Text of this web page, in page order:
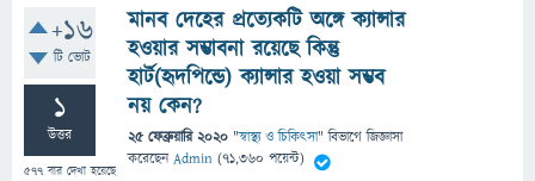
+16
টি ভোট
1
উত্তর
577 বার দেখা হয়েছে
মানব দেহের প্রত্যেকটি অঙ্গে ক্যান্সার
হওয়ার সম্ভাবনা রয়েছে কিন্তু
হার্ট(হৃদপিন্ডে) ক্যান্সার হওয়া সম্ভব
নয় কেন?
25 ফেব্রুয়ারি 2020 "স্বাস্থ্য ও চিকিৎসা" বিভাগে জিজ্ঞাসা
করেছেনAdmin (71,360 পয়েন্ট)